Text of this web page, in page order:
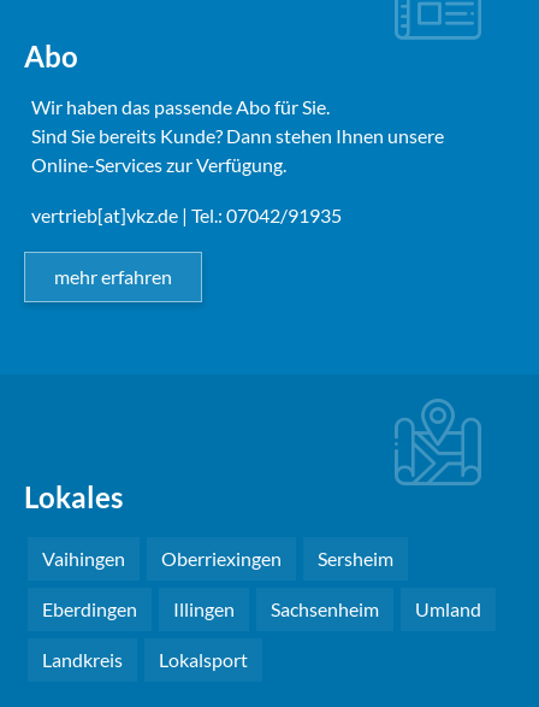
Abo
Wir haben das passende Abo für Sie.
Sind Sie bereits Kunde? Dann stehen Ihnen unsere
Online-Services zur Verfügung.
vertrieb[at]vkz.de | Tel.: 07042/91935
mehr erfahren
Lokales
Vaihingen Oberriexingen Sersheim
Eberdingen Illingen Sachsenheim Umland
Landkreis Lokalsport